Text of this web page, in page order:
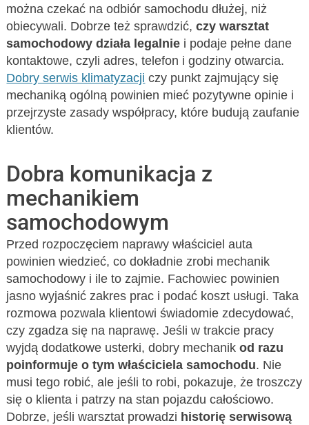
można czekać na odbiór samochodu dłużej, niż
obiecywali. Dobrze też sprawdzić,czy warsztat
samochodowy działa legalnie i podaje pełne dane
kontaktowe, czyli adres, telefon i godziny otwarcia.
Dobry serwis klimatyzacji czy punkt zajmujący się
mechaniką ogólną powinien mieć pozytywne opinie i
przejrzyste zasady współpracy, które budują zaufanie
klientów.
Dobra komunikacja z
mechanikiem
samochodowym
Przed rozpoczęciem naprawy właściciel auta
powinien wiedzieć, co dokładnie zrobi mechanik
samochodowy i ile to zajmie. Fachowiec powinien
jasno wyjaśnić zakres prac i podać koszt usługi. Taka
rozmowa pozwala klientowi świadomie zdecydować,
czy zgadza się na naprawę. Jeśli w trakcie pracy
wyjdą dodatkowe usterki, dobry mechanikod razu
poinformuje o tym właściciela samochodu. Nie
musi tego robić, ale jeśli to robi, pokazuje, że troszczy
się o klienta i patrzy na stan pojazdu całościowo.
Dobrze, jeśli warsztat prowadzi historię serwisową